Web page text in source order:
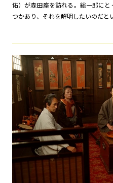
佑）が森田座を訪れる。総一郎に
つかあり、それを解明したいのだと